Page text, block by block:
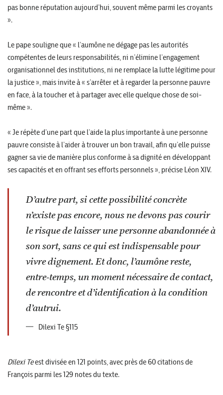
pas bonne réputation aujourd’hui, souvent même parmi les croyants
».
Le pape souligne que « l’aumône ne dégage pas les autorités
compétentes de leurs responsabilités, ni n’élimine l’engagement
organisationnel des institutions, ni ne remplace la lutte légitime pour
la justice », mais invite à « s’arrêter et à regarder la personne pauvre
en face, à la toucher et à partager avec elle quelque chose de soi-
même ».
« Je répète d’une part que l’aide la plus importante à une personne
pauvre consiste à l’aider à trouver un bon travail, afin qu’elle puisse
gagner sa vie de manière plus conforme à sa dignité en développant
ses capacités et en offrant ses efforts personnels », précise Léon XIV.
D’autre part, si cette possibilité concrète
n’existe pas encore, nous ne devons pas courir
le risque de laisser une personne abandonnée à
son sort, sans ce qui est indispensable pour
vivre dignement. Et donc, l’aumône reste,
entre-temps, un moment nécessaire de contact,
de rencontre et d’identification à la condition
d’autrui.
Dilexi Te §115
Dilexi Teest divisée en 121 points, avec près de 60 citations de
François parmi les 129 notes du texte.